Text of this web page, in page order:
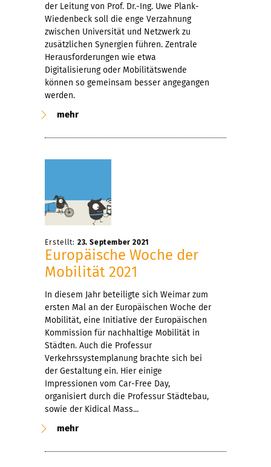
der Leitung von Prof. Dr.-Ing. Uwe Plank-
Wiedenbeck soll die enge Verzahnung
zwischen Universität und Netzwerk zu
zusätzlichen Synergien führen. Zentrale
Herausforderungen wie etwa
Digitalisierung oder Mobilitätswende
können so gemeinsam besser angegangen
werden.
mehr
Erstellt: 23. September 2021
Europäische Woche der
Mobilität 2021
In diesem Jahr beteiligte sich Weimar zum
ersten Mal an der Europäischen Woche der
Mobilität, eine Initiative der Europäischen
Kommission für nachhaltige Mobilität in
Städten. Auch die Professur
Verkehrssystemplanung brachte sich bei
der Gestaltung ein. Hier einige
Impressionen vom Car-Free Day,
organisiert durch die Professur Städtebau,
sowie der Kidical Mass...
mehr